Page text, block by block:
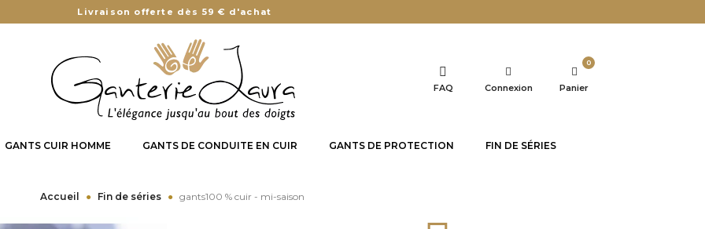
Livraison offerte dès 59 € d'achat
FAQ Connexion Panier
0
GANTS CUIR HOMME GANTS DE CONDUITE EN CUIR GANTS DE PROTECTION FIN DE SÉRIES
Accueil Fin de séries gants100 % cuir - mi-saison